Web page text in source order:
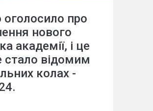
про
нового
академії, і це
стало відомим
колах -